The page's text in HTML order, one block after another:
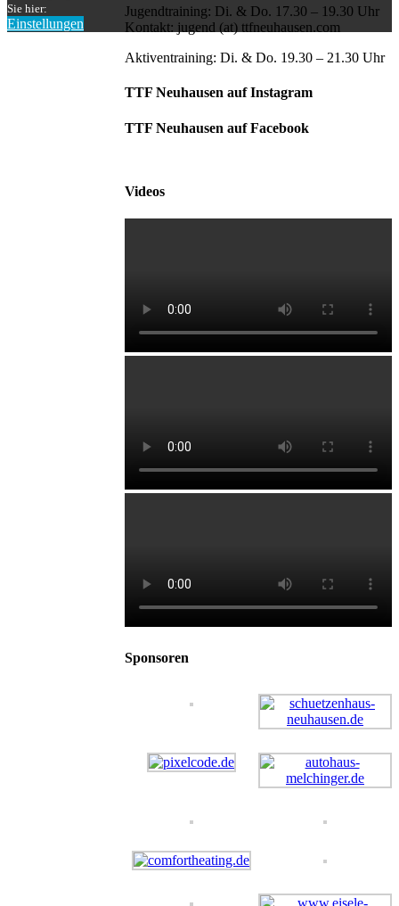
Jugendtraining: Di. & Do. 17.30 – 19.30 Uhr
Kontakt: jugend (at) ttfneuhausen.com
Aktiventraining: Di. & Do. 19.30 – 21.30 Uhr
TTF Neuhausen auf Instagram
TTF Neuhausen auf Facebook
Videos
Sponsoren
Sie hier:
Einstellungen